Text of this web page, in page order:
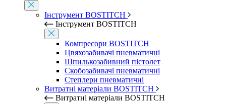
Інструмент BOSTITCH
Інструмент BOSTITCH
Компресори BOSTITCH
Цвяхозабивачі пневматичні
Шпилькозабивний пістолет
Скобозабивачі пневматичні
Степлери пневматичні
Витратні матеріали BOSTITCH
Витратні матеріали BOSTITCH